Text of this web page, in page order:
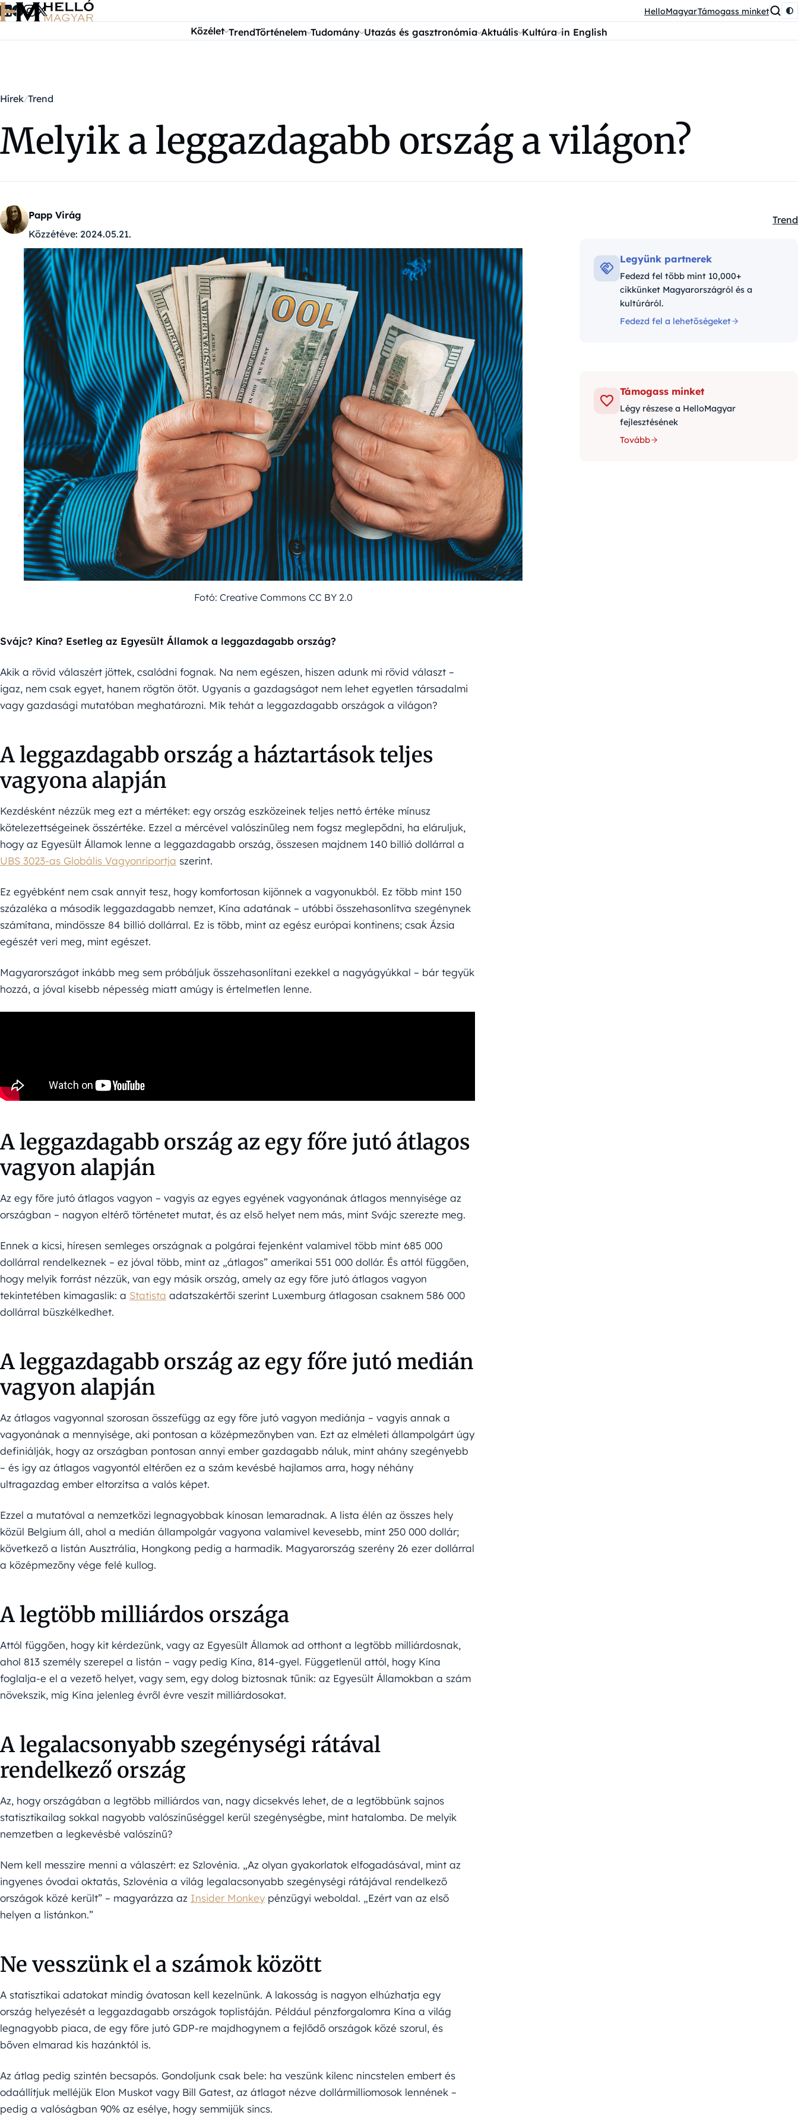
Ugrás a tartalomra HelloMagyarTámogass minket
Közélet TrendTörténelem Tudomány Utazás és gasztronómia Aktuális Kultúra in English
Hírek Trend
Melyik a leggazdagabb ország a világon?
Papp Virág
Közzétéve: 2024.05.21.
Trend
Fotó: Creative Commons CC BY 2.0
Svájc? Kína? Esetleg az Egyesült Államok a leggazdagabb ország?
Akik a rövid válaszért jöttek, csalódni fognak. Na nem egészen, hiszen adunk mi rövid választ –
igaz, nem csak egyet, hanem rögtön ötöt. Ugyanis a gazdagságot nem lehet egyetlen társadalmi
vagy gazdasági mutatóban meghatározni. Mik tehát a leggazdagabb országok a világon?
A leggazdagabb ország a háztartások teljes
vagyona alapján
Kezdésként nézzük meg ezt a mértéket: egy ország eszközeinek teljes nettó értéke mínusz
kötelezettségeinek összértéke. Ezzel a mércével valószínűleg nem fogsz meglepődni, ha eláruljuk,
hogy az Egyesült Államok lenne a leggazdagabb ország, összesen majdnem 140 billió dollárral a
UBS 3023-as Globális Vagyonriportja szerint.
Ez egyébként nem csak annyit tesz, hogy komfortosan kijönnek a vagyonukból. Ez több mint 150
százaléka a második leggazdagabb nemzet, Kína adatának – utóbbi összehasonlítva szegénynek
számítana, mindössze 84 billió dollárral. Ez is több, mint az egész európai kontinens; csak Ázsia
egészét veri meg, mint egészet.
Magyarországot inkább meg sem próbáljuk összehasonlítani ezekkel a nagyágyúkkal – bár tegyük
hozzá, a jóval kisebb népesség miatt amúgy is értelmetlen lenne.
A leggazdagabb ország az egy főre jutó átlagos
vagyon alapján
Az egy főre jutó átlagos vagyon – vagyis az egyes egyének vagyonának átlagos mennyisége az
országban – nagyon eltérő történetet mutat, és az első helyet nem más, mint Svájc szerezte meg.
Ennek a kicsi, híresen semleges országnak a polgárai fejenként valamivel több mint 685 000
dollárral rendelkeznek – ez jóval több, mint az „átlagos” amerikai 551 000 dollár. És attól függően,
hogy melyik forrást nézzük, van egy másik ország, amely az egy főre jutó átlagos vagyon
tekintetében kimagaslik: a Statista adatszakértői szerint Luxemburg átlagosan csaknem 586 000
dollárral büszkélkedhet.
A leggazdagabb ország az egy főre jutó medián
vagyon alapján
Az átlagos vagyonnal szorosan összefügg az egy főre jutó vagyon mediánja – vagyis annak a
vagyonának a mennyisége, aki pontosan a középmezőnyben van. Ezt az elméleti állampolgárt úgy
definiálják, hogy az országban pontosan annyi ember gazdagabb náluk, mint ahány szegényebb
– és így az átlagos vagyontól eltérően ez a szám kevésbé hajlamos arra, hogy néhány
ultragazdag ember eltorzítsa a valós képet.
Ezzel a mutatóval a nemzetközi legnagyobbak kínosan lemaradnak. A lista élén az összes hely
közül Belgium áll, ahol a medián állampolgár vagyona valamivel kevesebb, mint 250 000 dollár;
következő a listán Ausztrália, Hongkong pedig a harmadik. Magyarország szerény 26 ezer dollárral
a középmezőny vége felé kullog.
A legtöbb milliárdos országa
Attól függően, hogy kit kérdezünk, vagy az Egyesült Államok ad otthont a legtöbb milliárdosnak,
ahol 813 személy szerepel a listán – vagy pedig Kína, 814-gyel. Függetlenül attól, hogy Kína
foglalja-e el a vezető helyet, vagy sem, egy dolog biztosnak tűnik: az Egyesült Államokban a szám
növekszik, míg Kína jelenleg évről évre veszít milliárdosokat.
A legalacsonyabb szegénységi rátával
rendelkező ország
Az, hogy országában a legtöbb milliárdos van, nagy dicsekvés lehet, de a legtöbbünk sajnos
statisztikailag sokkal nagyobb valószínűséggel kerül szegénységbe, mint hatalomba. De melyik
nemzetben a legkevésbé valószínű?
Nem kell messzire menni a válaszért: ez Szlovénia. „Az olyan gyakorlatok elfogadásával, mint az
ingyenes óvodai oktatás, Szlovénia a világ legalacsonyabb szegénységi rátájával rendelkező
országok közé került” – magyarázza az Insider Monkey pénzügyi weboldal. „Ezért van az első
helyen a listánkon.”
Ne vesszünk el a számok között
A statisztikai adatokat mindig óvatosan kell kezelnünk. A lakosság is nagyon elhúzhatja egy
ország helyezését a leggazdagabb országok toplistáján. Például pénzforgalomra Kína a világ
legnagyobb piaca, de egy főre jutó GDP-re majdhogynem a fejlődő országok közé szorul, és
bőven elmarad kis hazánktól is.
Az átlag pedig szintén becsapós. Gondoljunk csak bele: ha veszünk kilenc nincstelen embert és
odaállítjuk melléjük Elon Muskot vagy Bill Gatest, az átlagot nézve dollármilliomosok lennének –
pedig a valóságban 90% az esélye, hogy semmijük sincs.
Legyünk partnerek
Fedezd fel több mint 10,000+
cikkünket Magyarországról és a
kultúráról.
Fedezd fel a lehetőségeket
Támogass minket
Légy részese a HelloMagyar
fejlesztésének
Tovább